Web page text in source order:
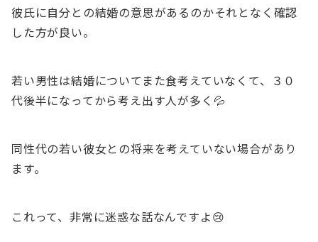
彼氏に自分との結婚の意思があるのかそれとなく確認
した方が良い。
若い男性は結婚についてまた食考えていなくて、３０
代後半になってから考え出す人が多く💦
同性代の若い彼女との将来を考えていない場合があり
ます。
これって、非常に迷惑な話なんですよ😢